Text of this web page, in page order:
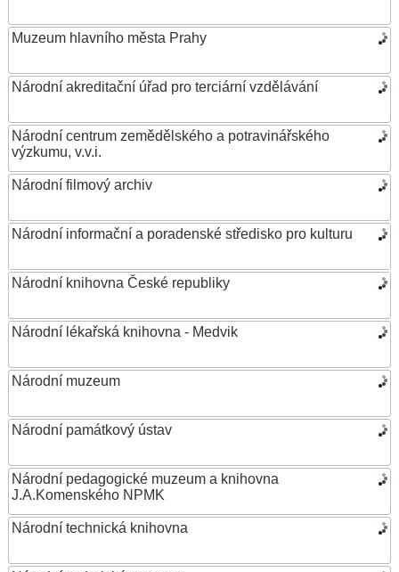
Muzeum hlavního města Prahy
Národní akreditační úřad pro terciární vzdělávání
Národní centrum zemědělského a potravinářského
výzkumu, v.v.i.
Národní filmový archiv
Národní informační a poradenské středisko pro kulturu
Národní knihovna České republiky
Národní lékařská knihovna - Medvik
Národní muzeum
Národní památkový ústav
Národní pedagogické muzeum a knihovna
J.A.Komenského NPMK
Národní technická knihovna